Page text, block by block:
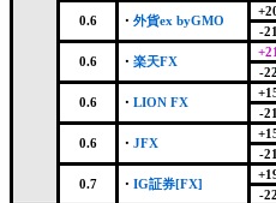
0.6 ・ 外貨ex byGMO
-
0.6 ・ 楽天FX
-
0.6 ・ LION FX
-
0.6 ・ JFX
-
0.7 ・ IG証券[FX]
-